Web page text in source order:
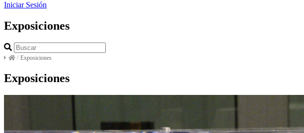
Iniciar Sesión
Exposiciones
/ Exposiciones
Exposiciones